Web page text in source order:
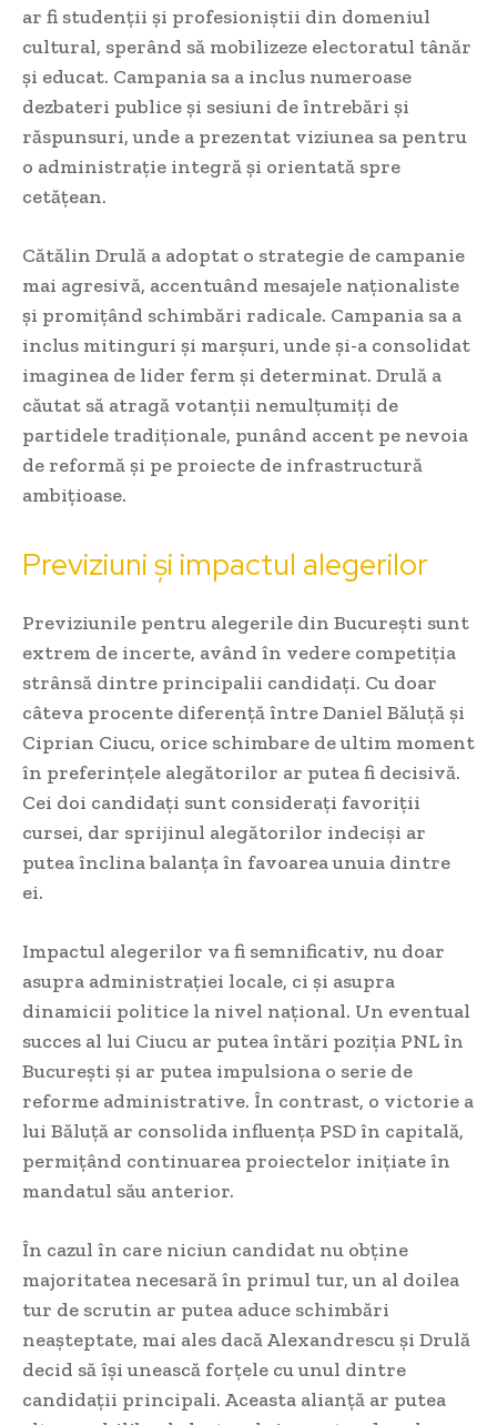
ar fi studenții și profesioniștii din domeniul
cultural, sperând să mobilizeze electoratul tânăr
și educat. Campania sa a inclus numeroase
dezbateri publice și sesiuni de întrebări și
răspunsuri, unde a prezentat viziunea sa pentru
o administrație integră și orientată spre
cetățean.
Cătălin Drulă a adoptat o strategie de campanie
mai agresivă, accentuând mesajele naționaliste
și promițând schimbări radicale. Campania sa a
inclus mitinguri și marșuri, unde și-a consolidat
imaginea de lider ferm și determinat. Drulă a
căutat să atragă votanții nemulțumiți de
partidele tradiționale, punând accent pe nevoia
de reformă și pe proiecte de infrastructură
ambițioase.
Previziuni și impactul alegerilor
Previziunile pentru alegerile din București sunt
extrem de incerte, având în vedere competiția
strânsă dintre principalii candidați. Cu doar
câteva procente diferență între Daniel Băluță și
Ciprian Ciucu, orice schimbare de ultim moment
în preferințele alegătorilor ar putea fi decisivă.
Cei doi candidați sunt considerați favoriții
cursei, dar sprijinul alegătorilor indeciși ar
putea înclina balanța în favoarea unuia dintre
ei.
Impactul alegerilor va fi semnificativ, nu doar
asupra administrației locale, ci și asupra
dinamicii politice la nivel național. Un eventual
succes al lui Ciucu ar putea întări poziția PNL în
București și ar putea impulsiona o serie de
reforme administrative. În contrast, o victorie a
lui Băluță ar consolida influența PSD în capitală,
permițând continuarea proiectelor inițiate în
mandatul său anterior.
În cazul în care niciun candidat nu obține
majoritatea necesară în primul tur, un al doilea
tur de scrutin ar putea aduce schimbări
neașteptate, mai ales dacă Alexandrescu și Drulă
decid să își unească forțele cu unul dintre
candidații principali. Aceasta alianță ar putea